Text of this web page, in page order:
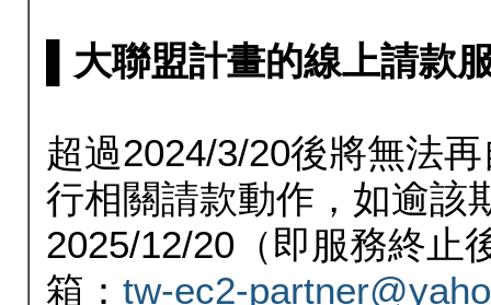
▌大聯盟計畫的線上請款
超過2024/3/20後將無法
行相關請款動作，如逾該
2025/12/20（即服務終止
箱： tw-ec2-